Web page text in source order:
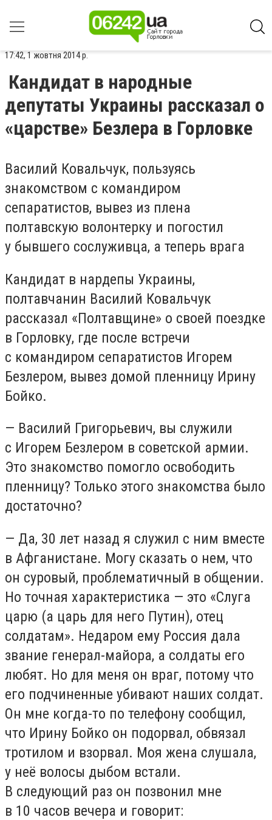
17:42, 1 жовтня 2014 р.
Кандидат в народные
депутаты Украины рассказал о
«царстве» Безлера в Горловке
Василий Ковальчук, пользуясь
знакомством с командиром
сепаратистов, вывез из плена
полтавскую волонтерку и погостил
у бывшего сослуживца, а теперь врага
Кандидат в нардепы Украины,
полтавчанин Василий Ковальчук
рассказал «Полтавщине» о своей поездке
в Горловку, где после встречи
с командиром сепаратистов Игорем
Безлером, вывез домой пленницу Ирину
Бойко.
— Василий Григорьевич, вы служили
с Игорем Безлером в советской армии.
Это знакомство помогло освободить
пленницу? Только этого знакомства было
достаточно?
— Да, 30 лет назад я служил с ним вместе
в Афганистане. Могу сказать о нем, что
он суровый, проблематичный в общении.
Но точная характеристика — это «Слуга
царю (а царь для него Путин), отец
солдатам». Недаром ему Россия дала
звание генерал-майора, а солдаты его
любят. Но для меня он враг, потому что
его подчиненные убивают наших солдат.
Он мне когда-то по телефону сообщил,
что Ирину Бойко он подорвал, обвязал
тротилом и взорвал. Моя жена слушала,
у неё волосы дыбом встали.
В следующий раз он позвонил мне
в 10 часов вечера и говорит: